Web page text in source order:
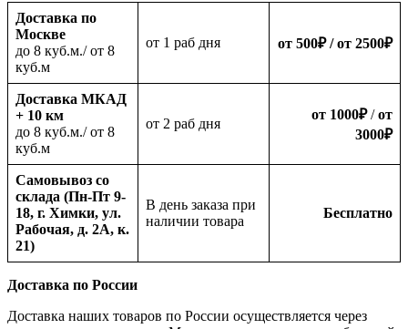
Доставка по
Москве
до 8 куб.м./ от 8
куб.м
oт 1 раб дня от 500₽/ от 2500₽
Доставка МКАД
+ 10 км
до 8 куб.м./ от 8
куб.м
oт 2 раб дня
от 1000₽/от
3000₽
Самовывоз со
склада (Пн-Пт 9-
18, г. Химки, ул.
Рабочая, д. 2А, к.
21)
В день заказа при
наличии товара
Бесплатно
Доставка по России
Доставка наших товаров по России осуществляется через